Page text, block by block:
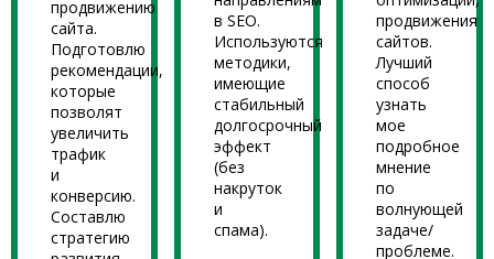
продвижению
сайта.
Подготовлю
рекомендации,
которые
позволят
увеличить
трафик
и
конверсию.
Составлю
стратегию
в SEO.
Используются
методики,
имеющие
стабильный
долгосрочный
эффект
(без
накруток
и
спама).
продвижения
сайтов.
Лучший
способ
узнать
мое
подробное
мнение
по
волнующей
задаче/
проблеме.